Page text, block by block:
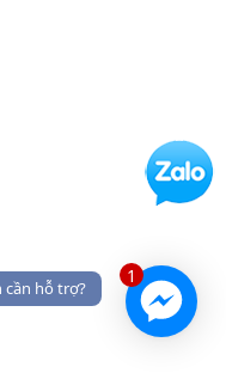
1
cần hỗ trợ?